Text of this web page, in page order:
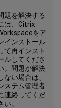
題を解決する
は、Citrix
をア
インストール
て再インスト
ルしてくださ
。問題が解決
ない場合は、
ステム管理者
連絡してくだ
い。